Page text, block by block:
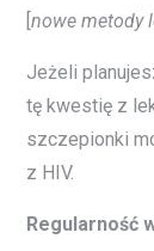
nowe metody
Jeżeli
tę kwestię z
szczepionki
z HIV.
Regularność